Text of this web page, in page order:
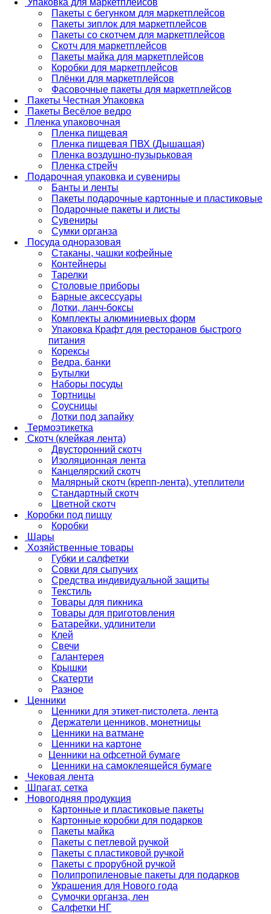
Упаковка для маркетплейсов
Пакеты с бегунком для маркетплейсов
Пакеты зиплок для маркетплейсов
Пакеты со скотчем для маркетплейсов
Скотч для маркетплейсов
Пакеты майка для маркетплейсов
Коробки для маркетплейсов
Плёнки для маркетплейсов
Фасовочные пакеты для маркетплейсов
Пакеты Честная Упаковка
Пакеты Весёлое ведро
Пленка упаковочная
Пленка пищевая
Пленка пищевая ПВХ (Дышащая)
Пленка воздушно-пузырьковая
Пленка стрейч
Подарочная упаковка и сувениры
Банты и ленты
Пакеты подарочные картонные и пластиковые
Подарочные пакеты и листы
Сувениры
Сумки органза
Посуда одноразовая
Стаканы, чашки кофейные
Контейнеры
Тарелки
Столовые приборы
Барные аксессуары
Лотки, ланч-боксы
Комплекты алюминиевых форм
Упаковка Крафт для ресторанов быстрого
питания
Корексы
Ведра, банки
Бутылки
Наборы посуды
Тортницы
Соусницы
Лотки под запайку
Термоэтикетка
Скотч (клейкая лента)
Двусторонний скотч
Изоляционная лента
Канцелярский скотч
Малярный скотч (крепп-лента), утеплители
Стандартный скотч
Цветной скотч
Коробки под пиццу
Коробки
Шары
Хозяйственные товары
Губки и салфетки
Совки для сыпучих
Средства индивидуальной защиты
Текстиль
Товары для пикника
Товары для приготовления
Батарейки, удлинители
Клей
Свечи
Галантерея
Крышки
Скатерти
Разное
Ценники
Ценники для этикет-пистолета, лента
Держатели ценников, монетницы
Ценники на ватмане
Ценники на картоне
Ценники на офсетной бумаге
Ценники на самоклеящейся бумаге
Чековая лента
Шпагат, сетка
Новогодняя продукция
Картонные и пластиковые пакеты
Картонные коробки для подарков
Пакеты майка
Пакеты с петлевой ручкой
Пакеты с пластиковой ручкой
Пакеты с прорубной ручкой
Полипропиленовые пакеты для подарков
Украшения для Нового года
Сумочки органза, лен
Салфетки НГ